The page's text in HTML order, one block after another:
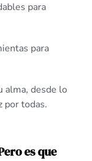
para
para
alma, desde lo
por todas.
es que